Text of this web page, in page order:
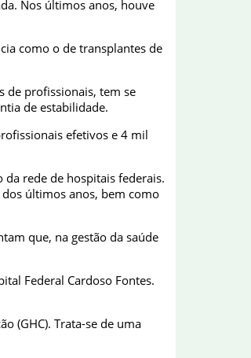
Nos últimos anos, houve
como o de transplantes de
de profissionais, tem se
de estabilidade.
efetivos e 4 mil
rede de hospitais federais.
últimos anos, bem como
que, na gestão da saúde
Federal Cardoso Fontes.
(GHC). Trata-se de uma